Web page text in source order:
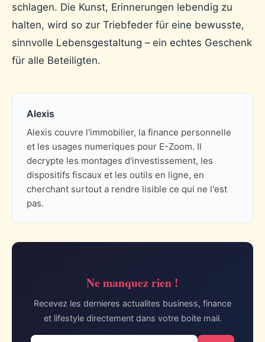
schlagen. Die Kunst, Erinnerungen lebendig zu
halten, wird so zur Triebfeder für eine bewusste,
sinnvolle Lebensgestaltung – ein echtes Geschenk
für alle Beteiligten.
Alexis
Alexis couvre l'immobilier, la finance personnelle
et les usages numeriques pour E-Zoom. Il
decrypte les montages d'investissement, les
dispositifs fiscaux et les outils en ligne, en
cherchant surtout a rendre lisible ce qui ne l'est
pas.
Ne manquez rien !
Recevez les dernieres actualites business, finance
et lifestyle directement dans votre boite mail.